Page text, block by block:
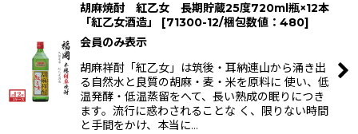
胡麻焼酎 紅乙女 長期貯蔵25度720ml瓶×12本
「紅乙女酒造」
[71300-12/梱包数値：480]
会員のみ表示
胡麻祥酎「紅乙女」は筑後・耳納連山から涌き出
る自然水と良質の胡麻・麦・米を原料に 使い、低
温発酵・低温蒸留をへて、長い熟成の眠りにつき
ます。流行に惑わされることな く、限りない時間
と手間をかけ、本当に…